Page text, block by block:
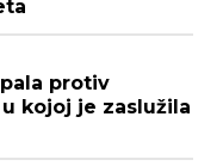
pala protiv
kojoj je zaslužila